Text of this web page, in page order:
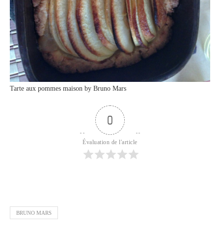
Tarte aux pommes maison by Bruno Mars
0
Évaluation de l'article
BRUNO MARS